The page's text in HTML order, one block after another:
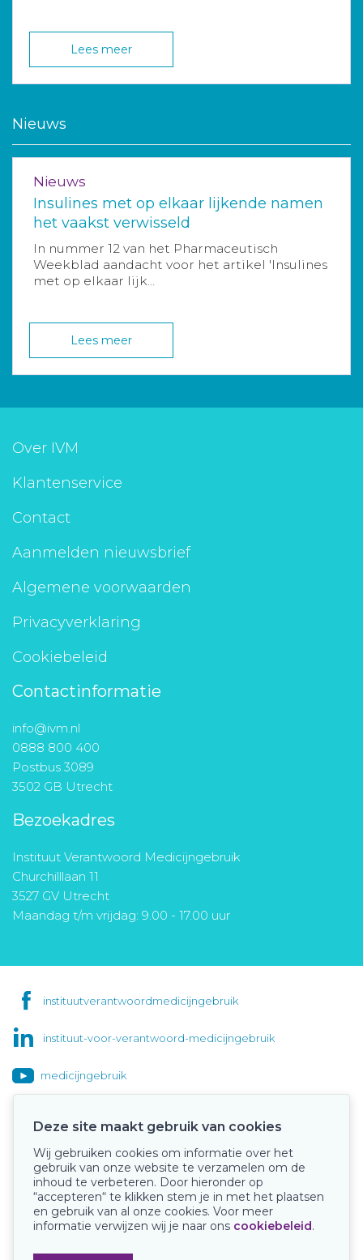
Lees meer
Nieuws
Nieuws
Insulines met op elkaar lijkende namen
het vaakst verwisseld
In nummer 12 van het Pharmaceutisch
Weekblad aandacht voor het artikel 'Insulines
met op elkaar lijk...
Lees meer
Over IVM
Klantenservice
Contact
Aanmelden nieuwsbrief
Algemene voorwaarden
Privacyverklaring
Cookiebeleid
Contactinformatie
info@ivm.nl
0888 800 400
Postbus 3089
3502 GB Utrecht
Bezoekadres
Instituut Verantwoord Medicijngebruik
Churchilllaan 11
3527 GV Utrecht
Maandag t/m vrijdag: 9.00 - 17.00 uur
instituutverantwoordmedicijngebruik
instituut-voor-verantwoord-medicijngebruik
medicijngebruik
Onze keurmerken
Deze site maakt gebruik van cookies
Wij gebruiken cookies om informatie over het
gebruik van onze website te verzamelen om de
inhoud te verbeteren. Door hieronder op
“accepteren“ te klikken stem je in met het plaatsen
en gebruik van al onze cookies. Voor meer
informatie verwijzen wij je naar ons cookiebeleid.